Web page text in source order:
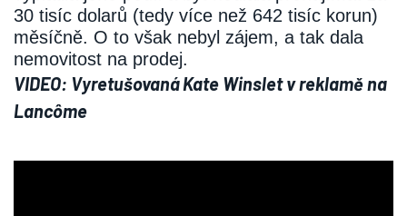
30 tisíc dolarů (tedy více než 642 tisíc korun)
měsíčně. O to však nebyl zájem, a tak dala
nemovitost na prodej.
VIDEO: Vyretušovaná Kate Winslet v reklamě na
Lancôme